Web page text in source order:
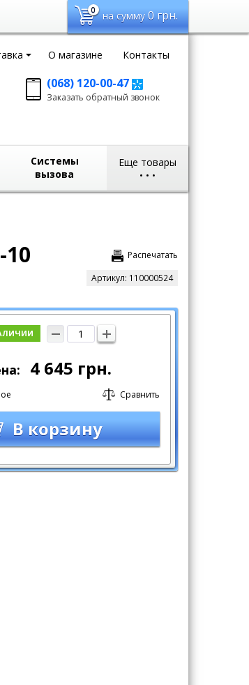
0 на сумму 0грн.
О магазине Контакты
(068) 120-00-47
Заказать обратный
Заказать обратный звонок
Еще товары
• • •
Системы
вызова
Распечатать
Артикул: 110000524
4 645 грн.
Сравнить
В корзину